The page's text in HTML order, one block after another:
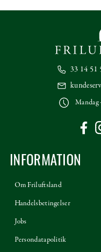
33 14 51
Mandag
INFORMATION
Om Friluftsland
Handelsbetingelser
Jobs
Persondatapolitik